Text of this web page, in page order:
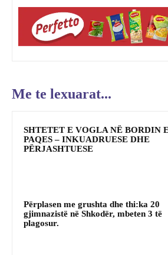
Me te lexuarat...
SHTETET E VOGLA NË BORDIN
PAQES – INKUADRUESE DHE
PËRJASHTUESE
Përplasen me grushta dhe thi:ka 20
gjimnazistë në Shkodër, mbeten 3 të
plagosur.